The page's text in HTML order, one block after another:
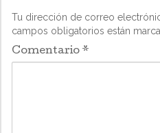
Tu dirección de correo
campos obligatorios están
Comentario *